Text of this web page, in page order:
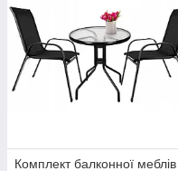
Комплект балконної меблів